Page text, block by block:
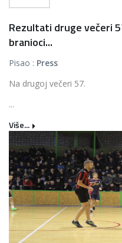
Rezultati druge večeri
branioci...
Pisao : Press
Na drugoj večeri 57.
...
Više...